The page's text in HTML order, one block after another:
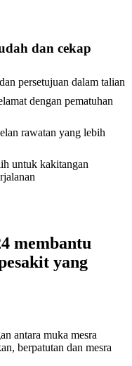
dan cekap
persetujuan dalam talian
dengan pematuhan
rawatan yang lebih
untuk kakitangan
membantu
yang
antara muka mesra
berpatutan dan mesra